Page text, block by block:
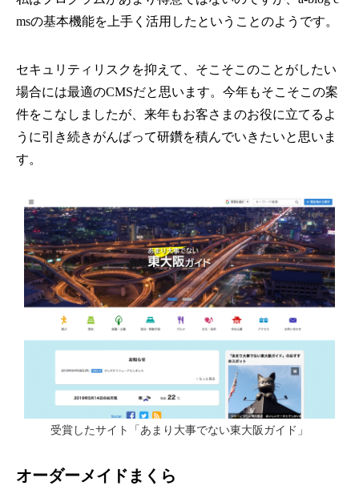
msの基本機能を上手く活用したということのようです。
セキュリティリスクを抑えて、そこそこのことがしたい
場合には最適のCMSだと思います。今年もそこそこの案
件をこなしましたが、来年もお客さまのお役に立てるよ
うに引き続きがんばって研鑽を積んでいきたいと思いま
す。
受賞したサイト「あまり大事でない東大阪ガイド」
オーダーメイドまくら